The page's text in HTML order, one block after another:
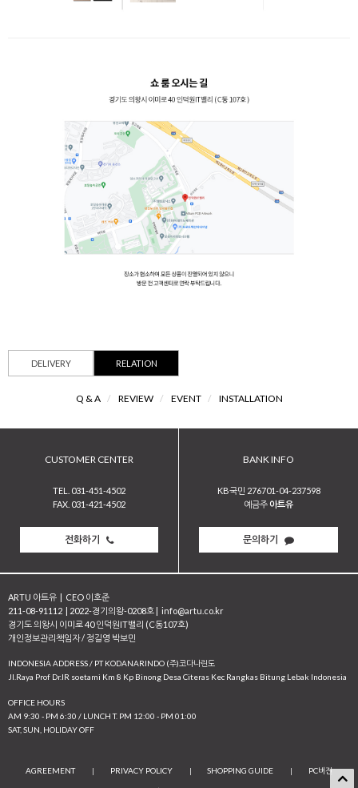
DELIVERY RELATION
Q & A / REVIEW / EVENT / INSTALLATION
CUSTOMER CENTER
TEL. 031-451-4502
FAX. 031-421-4502
전화하기
BANK INFO
KB국민 276701-04-237598
예금주 아트유
문의하기
ARTU 아트유
CEO 이호준
211-08-91112
2022-경기의왕-0208호
info@artu.co.kr
경기도 의왕시 이미로 40 인덕원IT밸리 (C동107호)
개인정보관리책임자 / 정길영 박보민
INDONESIA ADDRESS / PT KODANARINDO (주)코다나린도
JI.Raya Prof Dr.IR soetami Km 8 Kp Binong Desa Citeras Kec Rangkas Bitung Lebak Indonesia
OFFICE HOURS
AM 9:30 - PM 6:30 / LUNCH T. PM 12:00 - PM 01:00
SAT, SUN, HOLIDAY OFF
AGREEMENT | PRIVACY POLICY | SHOPPING GUIDE | PC버전